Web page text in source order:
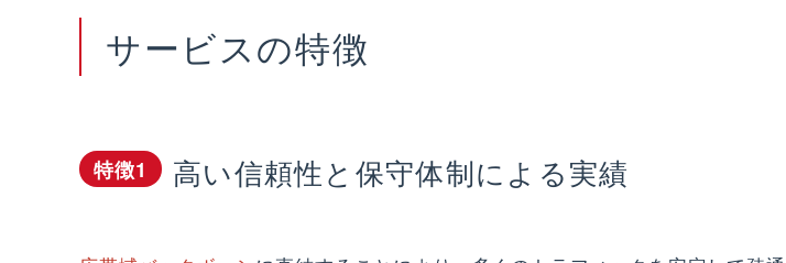
サービスの特徴
特徴1 高い信頼性と保守体制による実績